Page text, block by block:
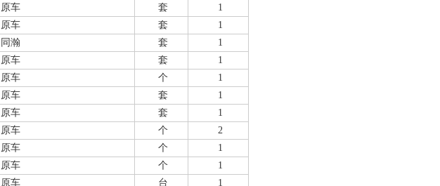
原车 套
1
原车 套
1
同瀚 套
1
原车 套
1
原车 个
1
原车 套
1
原车 套
1
原车 个
2
原车 个
1
原车 个
1
原车 台
1